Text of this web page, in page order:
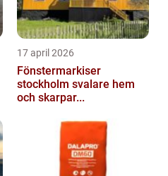
17 april 2026
Fönstermarkiser
stockholm svalare hem
och skarpar...